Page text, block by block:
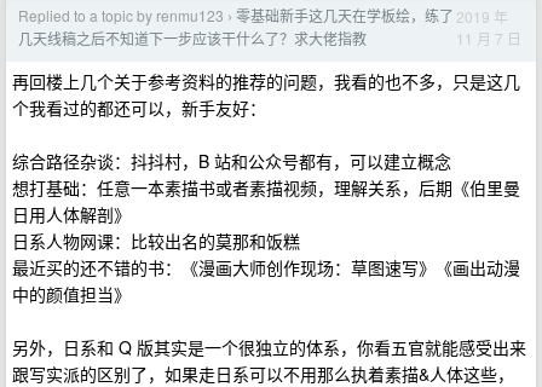
Replied to a topic by renmu123 › 零基础新手这几天在学板绘，练了
几天线稿之后不知道下一步应该干什么了？求大佬指教
2019 年
11 月 7 日
再回楼上几个关于参考资料的推荐的问题，我看的也不多，只是这几
个我看过的都还可以，新手友好：
综合路径杂谈：抖抖村，B 站和公众号都有，可以建立概念
想打基础：任意一本素描书或者素描视频，理解关系，后期《伯里曼
日用人体解剖》
日系人物网课：比较出名的莫那和饭糕
最近买的还不错的书：《漫画大师创作现场：草图速写》《画出动漫
中的颜值担当》
另外，日系和 Q 版其实是一个很独立的体系，你看五官就能感受出来
跟写实派的区别了，如果走日系可以不用那么执着素描&人体这些，